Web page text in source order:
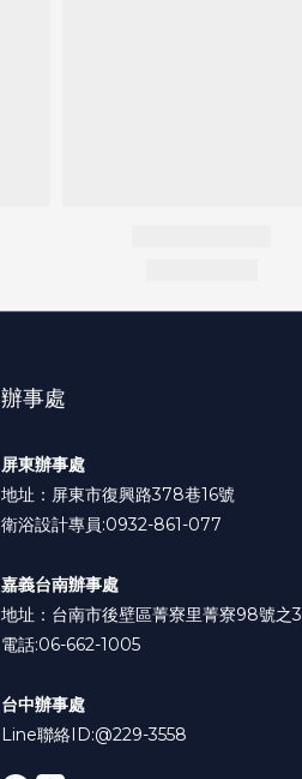
辦事處
屏東辦事處
地址：屏東市復興路378巷16號
衛浴設計專員:0932-861-077
嘉義台南辦事處
地址：台南市後壁區菁寮里菁寮98號之3
電話:06-662-1005
台中辦事處
Line聯絡ID:@229-3558